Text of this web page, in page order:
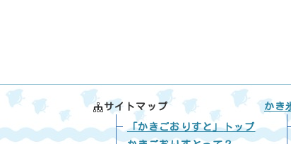
サイトマップ
「かきごおりすと」トップ
かき